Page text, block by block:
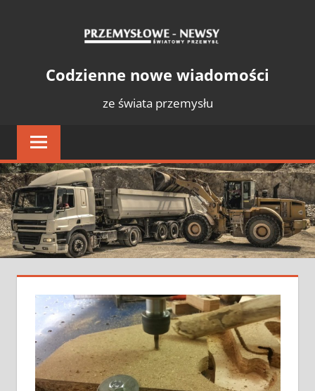
PrzemysłCodzienne nowe wiadomości
ze świata przemysłu